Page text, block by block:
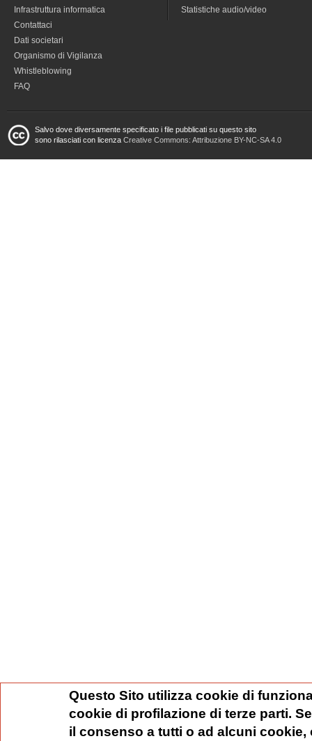
Infrastruttura informatica
Contattaci
Dati societari
Organismo di Vigilanza
Whistleblowing
FAQ
Statistiche audio/video
Salvo dove diversamente specificato i file pubblicati su questo sito
sono rilasciati con licenza Creative Commons: Attribuzione BY-NC-SA 4.0
Questo Sito utilizza cookie di
cookie di profilazione di terze parti.
il consenso a tutti o ad alcuni